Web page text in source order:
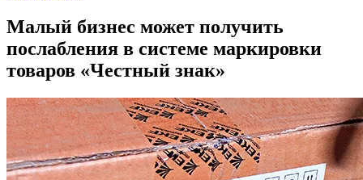
Малый бизнес может получить
послабления в системе маркировки
товаров «Честный знак»